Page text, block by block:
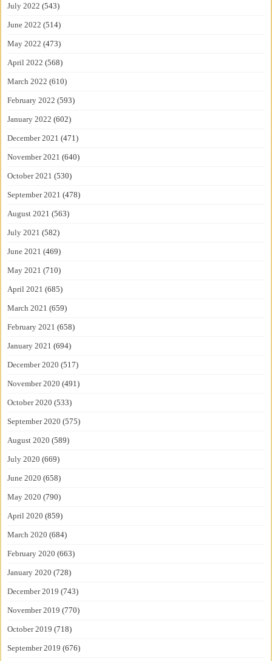
July 2022 (543)
June 2022 (514)
May 2022 (473)
April 2022 (568)
March 2022 (610)
February 2022 (593)
January 2022 (602)
December 2021 (471)
November 2021 (640)
October 2021 (530)
September 2021 (478)
August 2021 (563)
July 2021 (582)
June 2021 (469)
May 2021 (710)
April 2021 (685)
March 2021 (659)
February 2021 (658)
January 2021 (694)
December 2020 (517)
November 2020 (491)
October 2020 (533)
September 2020 (575)
August 2020 (589)
July 2020 (669)
June 2020 (658)
May 2020 (790)
April 2020 (859)
March 2020 (684)
February 2020 (663)
January 2020 (728)
December 2019 (743)
November 2019 (770)
October 2019 (718)
September 2019 (676)